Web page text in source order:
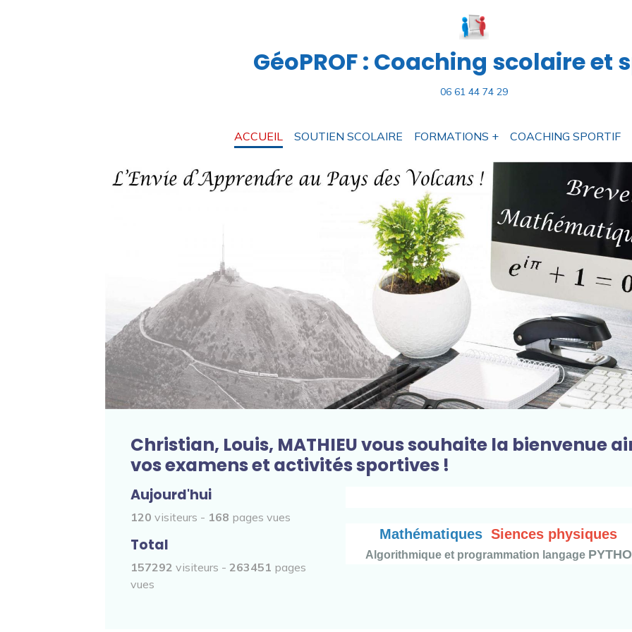
GéoPROF : Coaching scolaire et
06 61 44 74 29
ACCUEIL SOUTIEN SCOLAIRE FORMATIONS + COACHING SPORTIF
Christian, Louis, MATHIEU vous souhaite la bienvenue
vos examens et activités sportives !
Aujourd'hui
120 visiteurs - 168 pages vues
Total
157292 visiteurs -263451 pages
vues
Mathématiques Siences
Algorithmique et programmation langage